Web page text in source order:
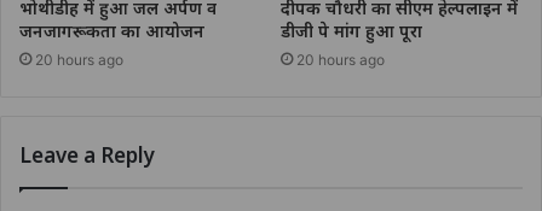
भोथीडीह में हुआ जल अर्पण व
जनजागरूकता का आयोजन
20 hours ago
दीपक चौधरी का सीएम हेल्पलाइन में
डीजी पे मांग हुआ पूरा
20 hours ago
Leave a Reply